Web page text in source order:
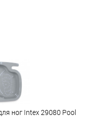
ног Intex 29080 Pool